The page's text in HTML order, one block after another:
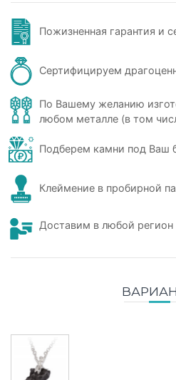
Пожизненная гарантия и
Сертифицируем
По Вашему желанию
любом металле (в том
Подберем камни под Ваш
Клеймение в пробирной
Доставим в любой регион